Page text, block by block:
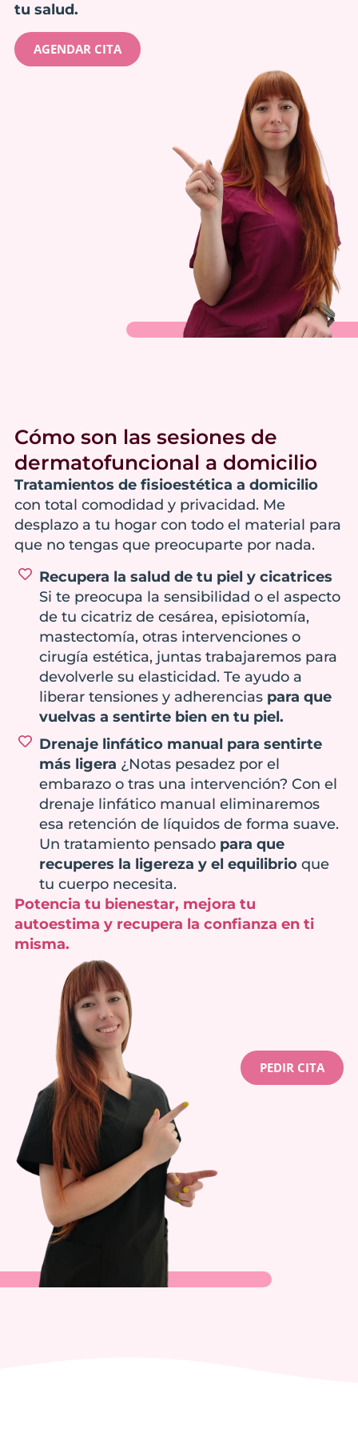
tu salud.
AGENDAR CITA
PEDIR CITA
Cómo son las sesiones de
dermatofuncional a domicilio
Tratamientos de fisioestética a domicilio
con total comodidad y privacidad. Me
desplazo a tu hogar con todo el material para
que no tengas que preocuparte por nada.
Recupera la salud de tu piel y cicatrices
Si te preocupa la sensibilidad o el aspecto
de tu cicatriz de cesárea, episiotomía,
mastectomía, otras intervenciones o
cirugía estética, juntas trabajaremos para
devolverle su elasticidad. Te ayudo a
liberar tensiones y adherencias para que
vuelvas a sentirte bien en tu piel.
Drenaje linfático manual para sentirte
más ligera ¿Notas pesadez por el
embarazo o tras una intervención? Con el
drenaje linfático manual eliminaremos
esa retención de líquidos de forma suave.
Un tratamiento pensado para que
recuperes la ligereza y el equilibrio que
tu cuerpo necesita.
Potencia tu bienestar, mejora tu
autoestima y recupera la confianza en ti
misma.